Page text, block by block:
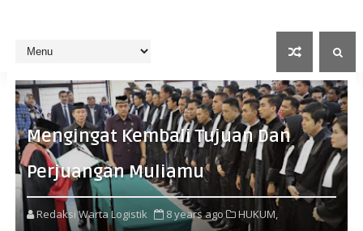
Mengingat Kembali Tujuan Dan
Perjuangan Muliamu
Redaksi Warta Logistik 8 years ago
HUKUM,